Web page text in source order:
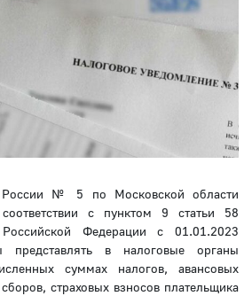
№ 5 по Московской области
с пунктом 9 статьи 58
Российской Федерации с 01.01.2023
представлять в налоговые органы
суммах налогов, авансовых
страховых взносов плательщика